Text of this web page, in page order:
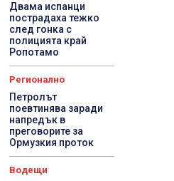
Двама испанци
пострадаха тежко
след гонка с
полицията край
Ропотамо
Регионално
Петролът
поевтинява заради
напредък в
преговорите за
Ормузкия проток
Водещи